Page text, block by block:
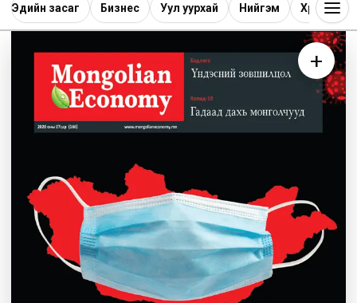
Эдийн засаг Бизнес Уул уурхай Нийгэм Хөрөнгө
+